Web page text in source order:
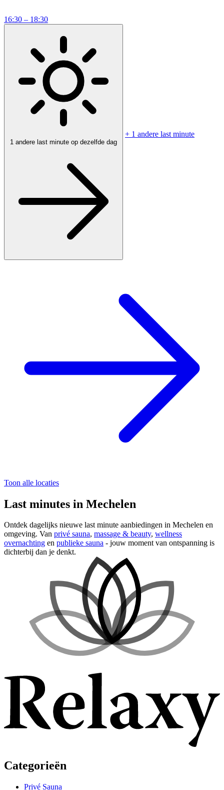
16:30 – 18:30
1 andere last minute op dezelfde dag
+ 1 andere last minute
Toon alle locaties
Last minutes in Mechelen
Ontdek dagelijks nieuwe last minute aanbiedingen in Mechelen en
omgeving. Van privé sauna, massage & beauty, wellness
overnachting en publieke sauna - jouw moment van ontspanning is
dichterbij dan je denkt.
Categorieën
Privé Sauna